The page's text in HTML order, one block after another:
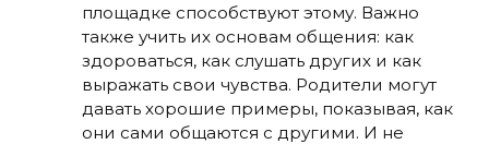
площадке способствуют этому. Важно
также учить их основам общения: как
здороваться, как слушать других и как
выражать свои чувства. Родители могут
давать хорошие примеры, показывая, как
они сами общаются с другими. И не